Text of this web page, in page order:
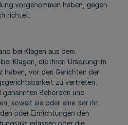
vorgenommen haben, gegen
richtet.
bei Klagen aus dem
Klagen, die ihren Ursprung im
haben, vor den Gerichten der
zu vertreten,
Behörden und
soweit sie oder eine der ihr
oder Einrichtungen den
erlassen oder die